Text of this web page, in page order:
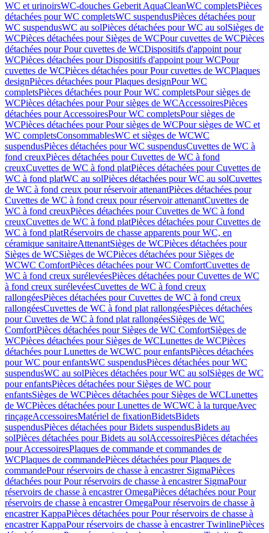
WC et urinoirsWC-douches Geberit AquaCleanWC completsPièces
détachées pour WC completsWC suspendusPièces détachées pour
WC suspendusWC au solPièces détachées pour WC au solSièges de
WCPièces détachées pour Sièges de WCPour cuvettes de WCPièces
détachées pour Pour cuvettes de WCDispositifs d'appoint pour
WCPièces détachées pour Dispositifs d'appoint pour WCPour
cuvettes de WCPièces détachées pour Pour cuvettes de WCPlaques
designPièces détachées pour Plaques designPour WC
completsPièces détachées pour Pour WC completsPour sièges de
WCPièces détachées pour Pour sièges de WCAccessoiresPièces
détachées pour AccessoiresPour WC completsPour sièges de
WCPièces détachées pour Pour sièges de WCPour sièges de WC et
WC completsConsommablesWC et sièges de WCWC
suspendusPièces détachées pour WC suspendusCuvettes de WC à
fond creuxPièces détachées pour Cuvettes de WC à fond
creuxCuvettes de WC à fond platPièces détachées pour Cuvettes de
WC à fond platWC au solPièces détachées pour WC au solCuvettes
de WC à fond creux pour réservoir attenantPièces détachées pour
Cuvettes de WC à fond creux pour réservoir attenantCuvettes de
WC à fond creuxPièces détachées pour Cuvettes de WC à fond
creuxCuvettes de WC à fond platPièces détachées pour Cuvettes de
WC à fond platRéservoirs de chasse apparents pour WC, en
céramique sanitaireAttenantSièges de WCPièces détachées pour
Sièges de WCSièges de WCPièces détachées pour Sièges de
WCWC ComfortPièces détachées pour WC ComfortCuvettes de
WC à fond creux surélevéesPièces détachées pour Cuvettes de WC
à fond creux surélevéesCuvettes de WC à fond creux
rallongéesPièces détachées pour Cuvettes de WC à fond creux
rallongéesCuvettes de WC à fond plat rallongéesPièces détachées
pour Cuvettes de WC à fond plat rallongéesSièges de WC
ComfortPièces détachées pour Sièges de WC ComfortSièges de
WCPièces détachées pour Sièges de WCLunettes de WCPièces
détachées pour Lunettes de WCWC pour enfantsPièces détachées
pour WC pour enfantsWC suspendusPièces détachées pour WC
suspendusWC au solPièces détachées pour WC au solSièges de WC
pour enfantsPièces détachées pour Sièges de WC pour
enfantsSièges de WCPièces détachées pour Sièges de WCLunettes
de WCPièces détachées pour Lunettes de WCWC à la turqueAvec
rinçageAccessoiresMatériel de fixationBidetsBidets
suspendusPièces détachées pour Bidets suspendusBidets au
solPièces détachées pour Bidets au solAccessoiresPièces détachées
pour AccessoiresPlaques de commande et commandes de
WCPlaques de commandePièces détachées pour Plaques de
commandePour réservoirs de chasse à encastrer SigmaPièces
détachées pour Pour réservoirs de chasse à encastrer SigmaPour
réservoirs de chasse à encastrer OmegaPièces détachées pour Pour
réservoirs de chasse à encastrer OmegaPour réservoirs de chasse à
encastrer KappaPièces détachées pour Pour réservoirs de chasse à
encastrer KappaPour réservoirs de chasse à encastrer TwinlinePièces